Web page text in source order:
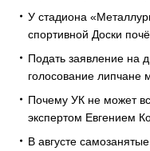
У стадиона
спортивной Доски
Подать заявление на
голосование липчане
Почему УК не может
экспертом Евгением
В августе